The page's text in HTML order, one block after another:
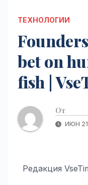
ТЕХНОЛОГИИ
bet on
fish |
От
ИЮН
Редакция